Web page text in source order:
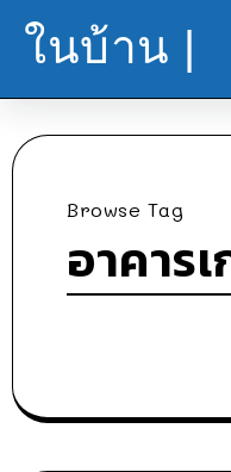
ในบ้าน |
Browse Tag
อาคาร